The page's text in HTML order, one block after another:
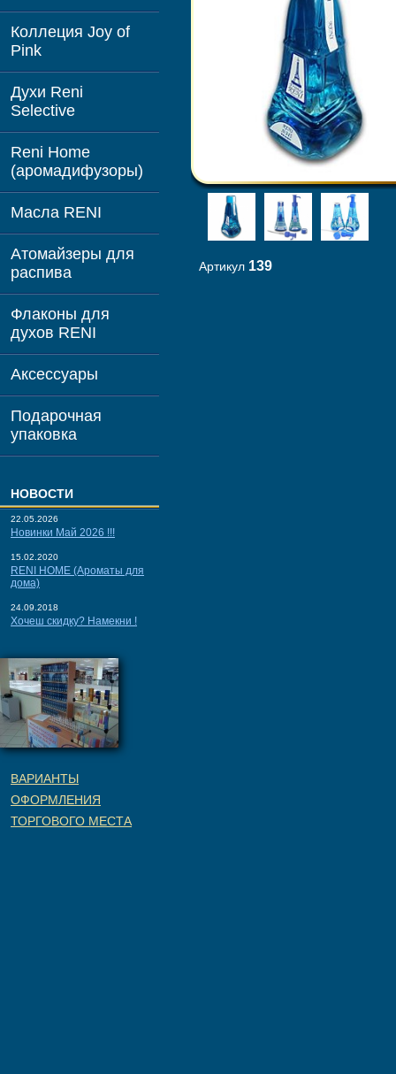
Коллеция Joy of
Pink
Духи Reni
Selective
Reni Home
(аромадифузоры)
Масла RENI
Атомайзеры для
распива
Флаконы для
духов RENI
Аксессуары
Подарочная
упаковка
НОВОСТИ
22.05.2026
Новинки Май 2026 !!!
15.02.2020
RENI HOME (Ароматы для
дома)
24.09.2018
Хочеш скидку? Намекни !
ВАРИАНТЫ
ОФОРМЛЕНИЯ
ТОРГОВОГО МЕСТА
Артикул 139